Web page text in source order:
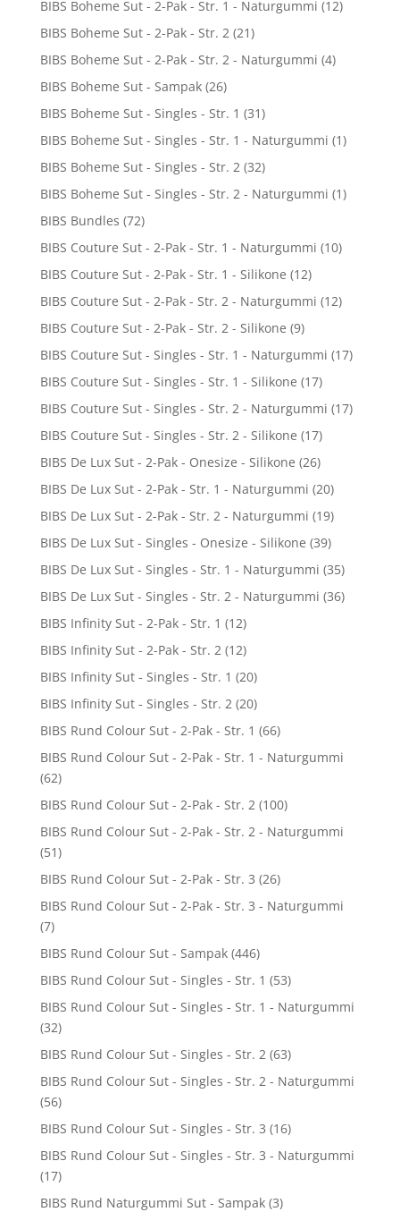
BIBS Boheme Sut - 2-Pak - Str. 1 - Naturgummi (12)
BIBS Boheme Sut - 2-Pak - Str. 2 (21)
BIBS Boheme Sut - 2-Pak - Str. 2 - Naturgummi (4)
BIBS Boheme Sut - Sampak (26)
BIBS Boheme Sut - Singles - Str. 1 (31)
BIBS Boheme Sut - Singles - Str. 1 - Naturgummi (1)
BIBS Boheme Sut - Singles - Str. 2 (32)
BIBS Boheme Sut - Singles - Str. 2 - Naturgummi (1)
BIBS Bundles (72)
BIBS Couture Sut - 2-Pak - Str. 1 - Naturgummi (10)
BIBS Couture Sut - 2-Pak - Str. 1 - Silikone (12)
BIBS Couture Sut - 2-Pak - Str. 2 - Naturgummi (12)
BIBS Couture Sut - 2-Pak - Str. 2 - Silikone (9)
BIBS Couture Sut - Singles - Str. 1 - Naturgummi (17)
BIBS Couture Sut - Singles - Str. 1 - Silikone (17)
BIBS Couture Sut - Singles - Str. 2 - Naturgummi (17)
BIBS Couture Sut - Singles - Str. 2 - Silikone (17)
BIBS De Lux Sut - 2-Pak - Onesize - Silikone (26)
BIBS De Lux Sut - 2-Pak - Str. 1 - Naturgummi (20)
BIBS De Lux Sut - 2-Pak - Str. 2 - Naturgummi (19)
BIBS De Lux Sut - Singles - Onesize - Silikone (39)
BIBS De Lux Sut - Singles - Str. 1 - Naturgummi (35)
BIBS De Lux Sut - Singles - Str. 2 - Naturgummi (36)
BIBS Infinity Sut - 2-Pak - Str. 1 (12)
BIBS Infinity Sut - 2-Pak - Str. 2 (12)
BIBS Infinity Sut - Singles - Str. 1 (20)
BIBS Infinity Sut - Singles - Str. 2 (20)
BIBS Rund Colour Sut - 2-Pak - Str. 1 (66)
BIBS Rund Colour Sut - 2-Pak - Str. 1 - Naturgummi
(62)
BIBS Rund Colour Sut - 2-Pak - Str. 2 (100)
BIBS Rund Colour Sut - 2-Pak - Str. 2 - Naturgummi
(51)
BIBS Rund Colour Sut - 2-Pak - Str. 3 (26)
BIBS Rund Colour Sut - 2-Pak - Str. 3 - Naturgummi
(7)
BIBS Rund Colour Sut - Sampak (446)
BIBS Rund Colour Sut - Singles - Str. 1 (53)
BIBS Rund Colour Sut - Singles - Str. 1 - Naturgummi
(32)
BIBS Rund Colour Sut - Singles - Str. 2 (63)
BIBS Rund Colour Sut - Singles - Str. 2 - Naturgummi
(56)
BIBS Rund Colour Sut - Singles - Str. 3 (16)
BIBS Rund Colour Sut - Singles - Str. 3 - Naturgummi
(17)
BIBS Rund Naturgummi Sut - Sampak (3)